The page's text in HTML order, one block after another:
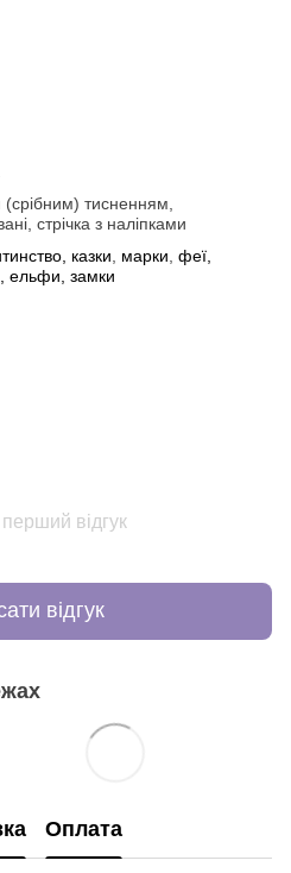
(срібним) тисненням,
стрічка з наліпками
казки марки феї,
ельфи, замки
відгук
відгук
Оплата